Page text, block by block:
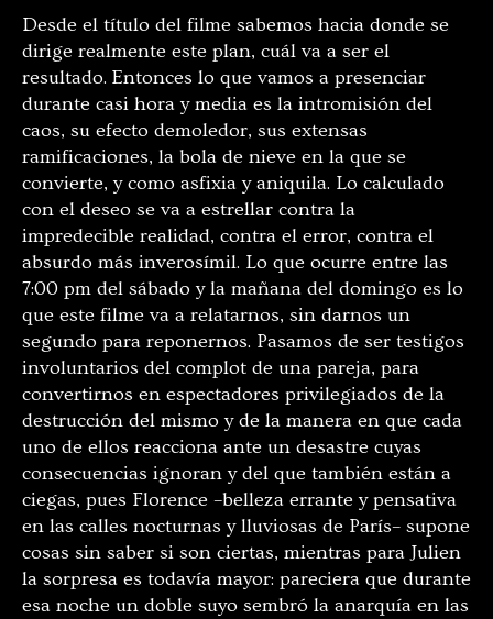
Desde el título del filme sabemos hacia donde se
dirige realmente este plan, cuál va a ser el
resultado. Entonces lo que vamos a presenciar
durante casi hora y media es la intromisión del
caos, su efecto demoledor, sus extensas
ramificaciones, la bola de nieve en la que se
convierte, y como asfixia y aniquila. Lo calculado
con el deseo se va a estrellar contra la
impredecible realidad, contra el error, contra el
absurdo más inverosímil. Lo que ocurre entre las
7:00 pm del sábado y la mañana del domingo es lo
que este filme va a relatarnos, sin darnos un
segundo para reponernos. Pasamos de ser testigos
involuntarios del complot de una pareja, para
convertirnos en espectadores privilegiados de la
destrucción del mismo y de la manera en que cada
uno de ellos reacciona ante un desastre cuyas
consecuencias ignoran y del que también están a
ciegas, pues Florence –belleza errante y pensativa
en las calles nocturnas y lluviosas de París– supone
cosas sin saber si son ciertas, mientras para Julien
la sorpresa es todavía mayor: pareciera que durante
esa noche un doble suyo sembró la anarquía en las